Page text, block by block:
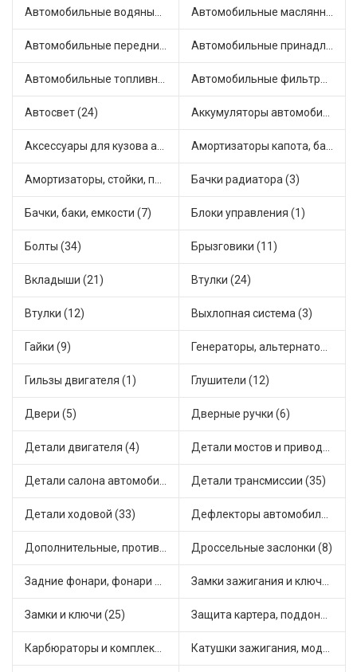
Автомобильные водяные насосы (21) Автомобильные маслянные насосы (5)
Автомобильные передние фары (7) Автомобильные принадлежности и аксессуары (4)
Автомобильные топливные насосы (37) Автомобильные фильтры (1)
Автосвет (24) Аккумуляторы автомобильные (1)
Аксессуары для кузова автомобиля (3) Амортизаторы капота, багажника (10)
Амортизаторы, стойки, подушки стоек (72) Бачки радиатора (3)
Бачки, баки, емкости (7) Блоки управления (1)
Болты (34) Брызговики (11)
Вкладыши (21) Втулки (24)
Втулки (12) Выхлопная система (3)
Гайки (9) Генераторы, альтернаторы и комплектующие (50)
Гильзы двигателя (1) Глушители (12)
Двери (5) Дверные ручки (6)
Детали двигателя (4) Детали мостов и привода трансмиссии (17)
Детали салона автомобиля (31) Детали трансмиссии (35)
Детали ходовой (33) Дефлекторы автомобильные (2)
Дополнительные, противотуманные фары (2) Дроссельные заслонки (8)
Задние фонари, фонари видимости (4) Замки зажигания и ключи (17)
Замки и ключи (25) Защита картера, поддона, КПП (3)
Карбюраторы и комплектующие (26) Катушки зажигания, модули зажигания (21)